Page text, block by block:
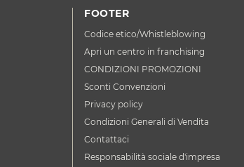
FOOTER
Codice etico/Whistleblowing
Apri un centro in franchising
CONDIZIONI PROMOZIONI
Sconti Convenzioni
Privacy policy
Condizioni Generali di Vendita
Contattaci
Responsabilità sociale d'impresa